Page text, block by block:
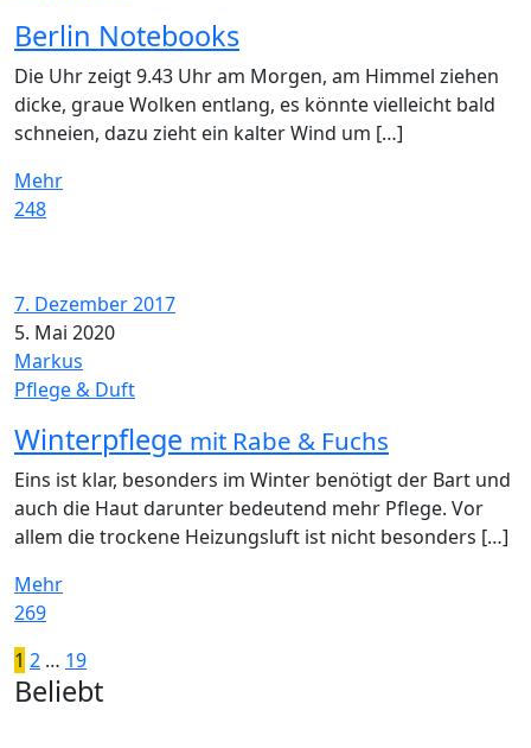
Berlin Notebooks
Die Uhr zeigt 9.43 Uhr am Morgen, am Himmel ziehen
dicke, graue Wolken entlang, es könnte vielleicht bald
schneien, dazu zieht ein kalter Wind um […]
Mehr
248
7. Dezember 2017
5. Mai 2020
Markus
Pflege & Duft
Winterpflege mit Rabe & Fuchs
Eins ist klar, besonders im Winter benötigt der Bart und
auch die Haut darunter bedeutend mehr Pflege. Vor
allem die trockene Heizungsluft ist nicht besonders […]
Mehr
269
Seitennummerierung
der
1 2 … 19
Posts
Widgets
Beliebt